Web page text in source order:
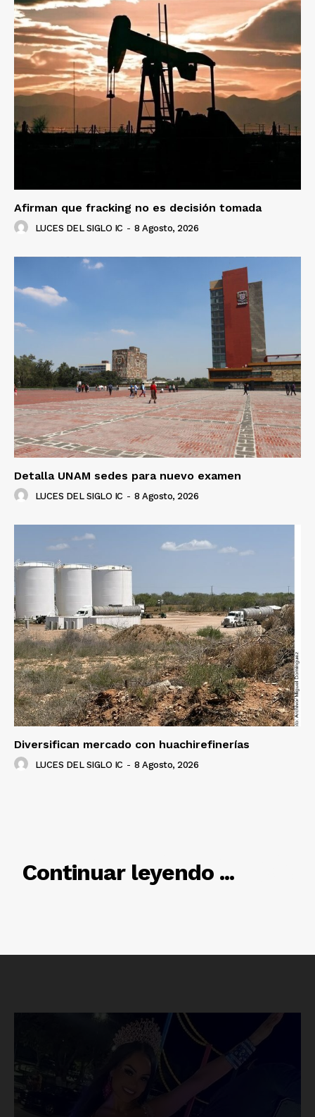
Afirman que fracking no es decisión tomada
LUCES DEL SIGLO IC - 8 Agosto, 2026
Detalla UNAM sedes para nuevo examen
LUCES DEL SIGLO IC - 8 Agosto, 2026
Diversifican mercado con huachirefinerías
LUCES DEL SIGLO IC - 8 Agosto, 2026
Continuar leyendo ...
RELACIONADO